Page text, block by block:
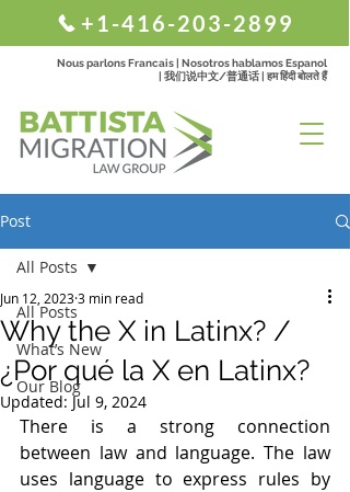
+1-416-203-2899
Nous parlons Francais | Nosotros hablamos Espanol
| 我们说中文/普通话 | हम हिंदी बोलते हैं
Post
All Posts
What’s New
Our Blog
All Posts
Why the X in Latinx? /
¿Por qué la X en Latinx?
Jun 12, 20233 min read
Updated: Jul 9, 2024
There is a strong connection
between law and language. The law
uses language to express rules by